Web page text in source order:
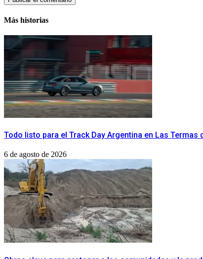
Más historias
Todo listo para el Track Day Argentina en Las Termas
6 de agosto de 2026